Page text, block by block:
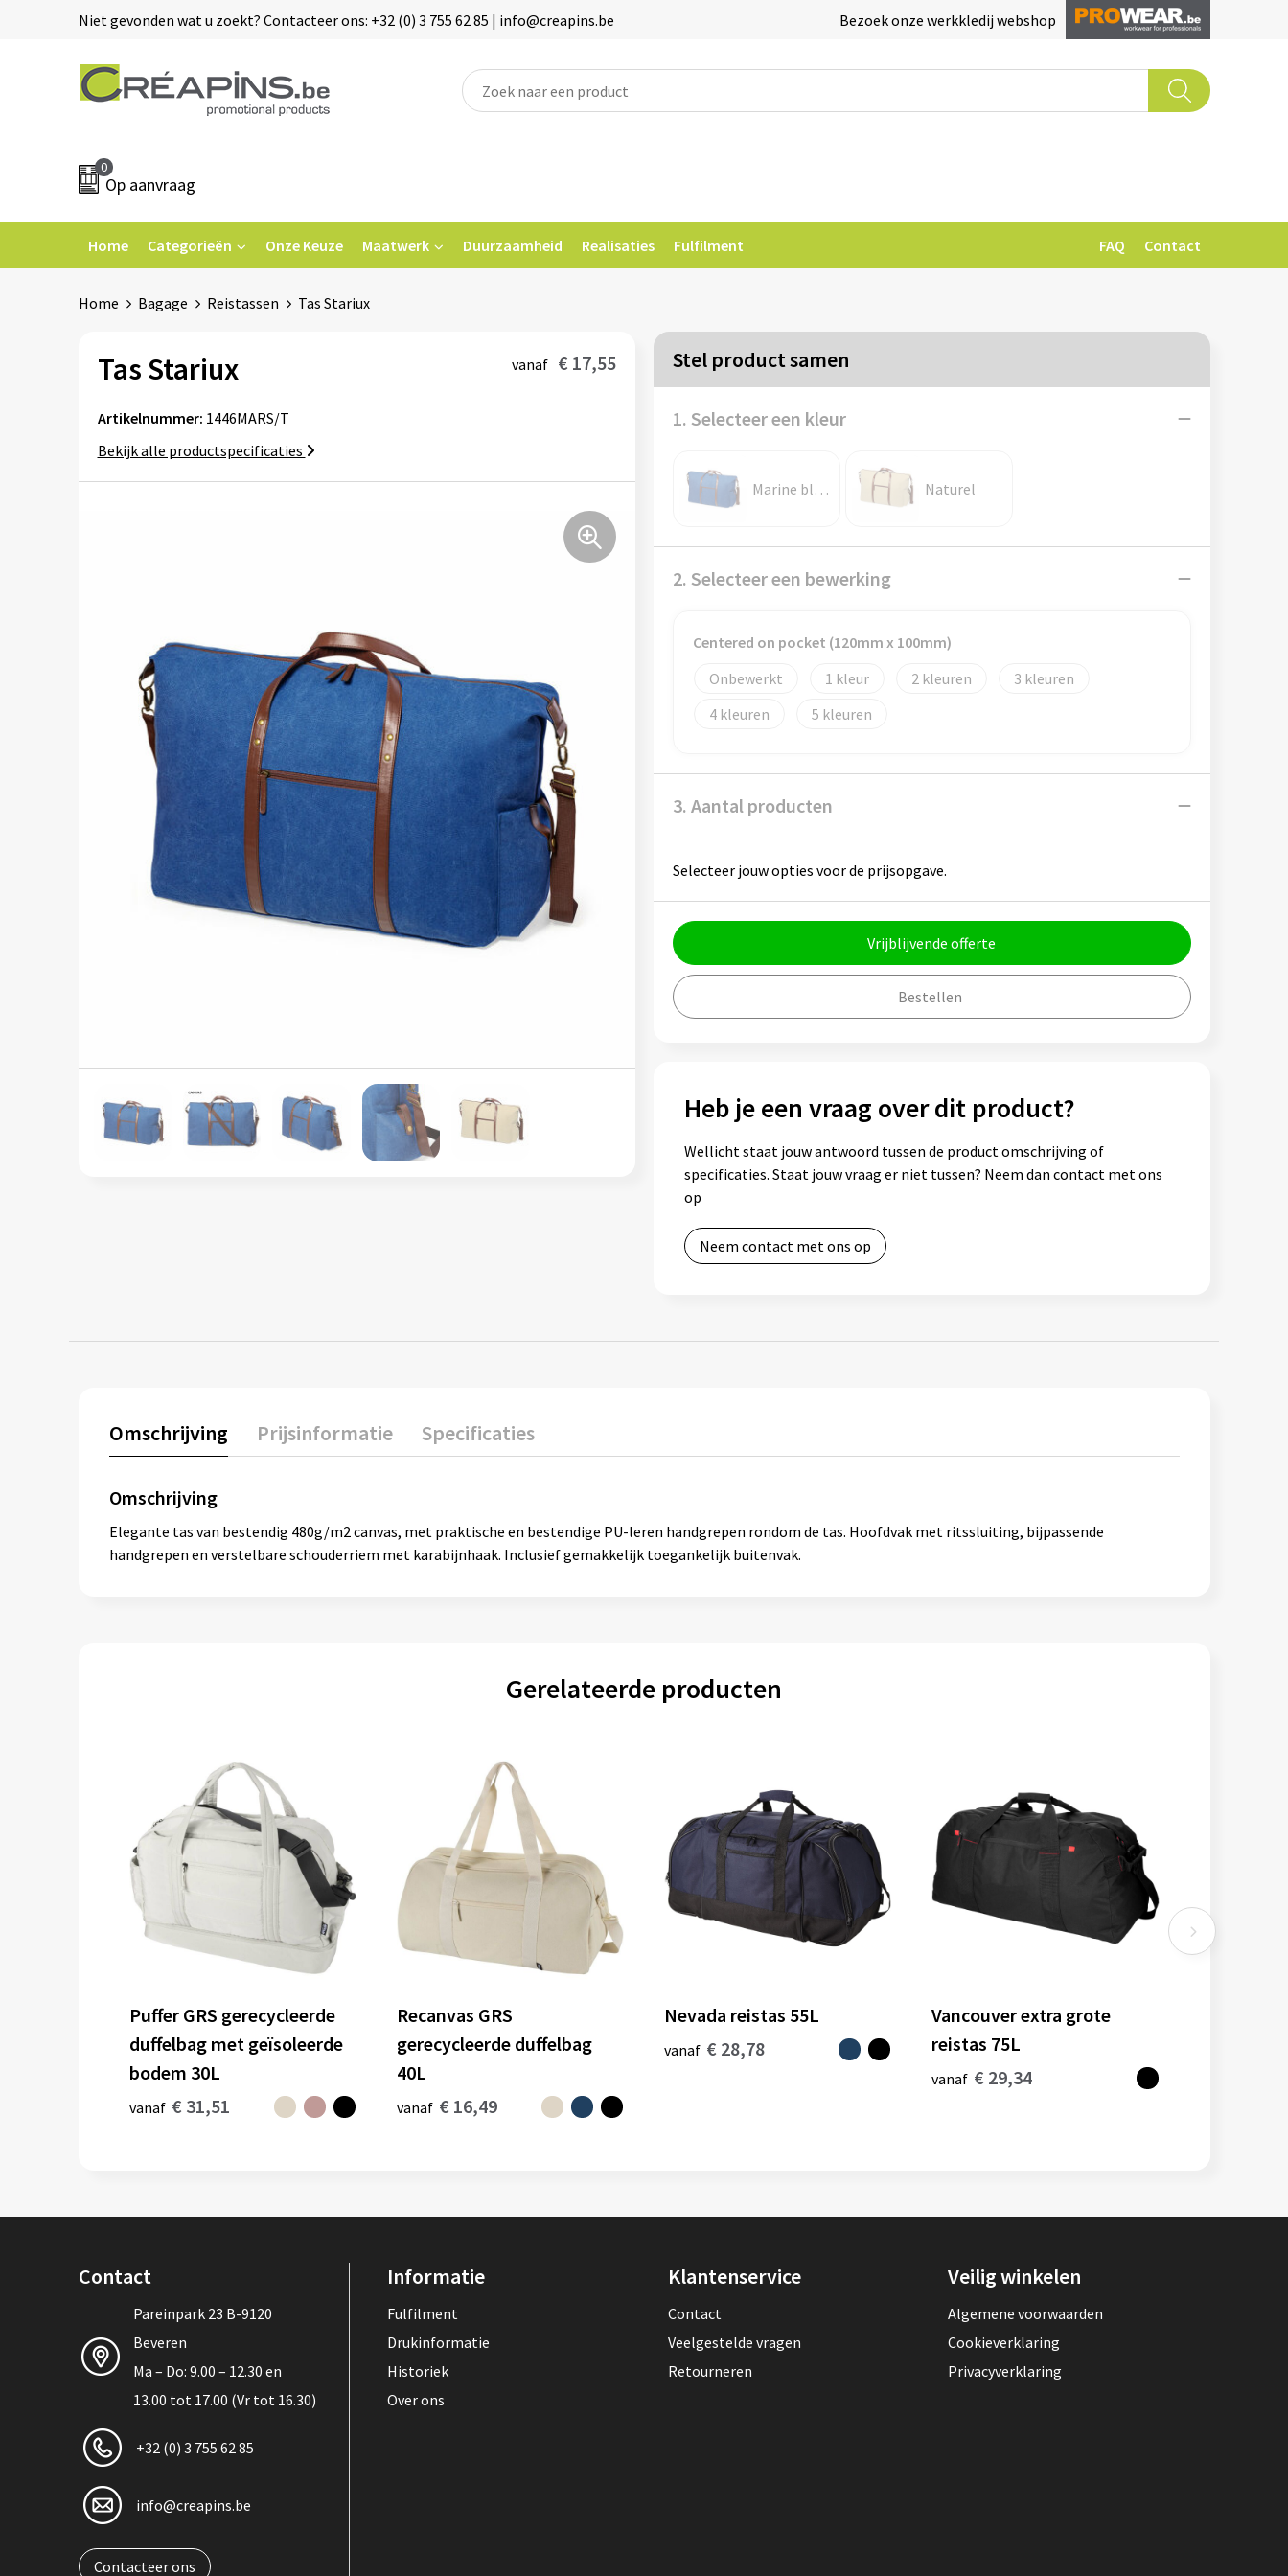
Niet gevonden wat u zoekt? Contacteer ons: +32 (0) 3 755 62 85 | info@creapins.be Bezoek onze werkkledij webshop
0
Op aanvraag
Home Categorieën Onze Keuze Maatwerk Duurzaamheid Realisaties Fulfilment FAQ Contact
Home Bagage Reistassen Tas Stariux
Tas Stariux vanaf € 17,55
Artikelnummer: 1446MARS/T
Bekijk alle productspecificaties
Stel product samen
1. Selecteer een kleur
Marine blauw Naturel
2. Selecteer een bewerking
Centered on pocket (120mm x 100mm)
Onbewerkt
1 2
3
4
5
3. Aantal producten
Selecteer jouw opties voor de prijsopgave.
Vrijblijvende offerte
Bestellen
Heb je een vraag over dit product?
Wellicht staat jouw antwoord tussen de product omschrijving of
specificaties. Staat jouw vraag er niet tussen? Neem dan contact met ons
op
Neem contact met ons op
Omschrijving Prijsinformatie Specificaties
Omschrijving
Elegante tas van bestendig 480g/m2 canvas, met praktische en bestendige PU-leren handgrepen rondom de tas. Hoofdvak met ritssluiting, bijpassende
handgrepen en verstelbare schouderriem met karabijnhaak. Inclusief gemakkelijk toegankelijk buitenvak.
Gerelateerde producten
Puffer GRS gerecycleerde
duffelbag met geïsoleerde
bodem 30L
vanaf € 31,51
Recanvas GRS
gerecycleerde duffelbag
40L
vanaf € 16,49
Nevada reistas 55L
vanaf € 28,78
Vancouver extra grote
reistas 75L
vanaf € 29,34
Contact
Pareinpark 23 B-9120
Beveren
Ma – Do: 9.00 – 12.30 en
13.00 tot 17.00 (Vr tot 16.30)
+32 (0) 3 755 62 85
info@creapins.be
Contacteer ons
Informatie
Fulfilment
Drukinformatie
Historiek
Over ons
Klantenservice
Contact
Veelgestelde vragen
Retourneren
Veilig winkelen
Algemene voorwaarden
Cookieverklaring
Privacyverklaring